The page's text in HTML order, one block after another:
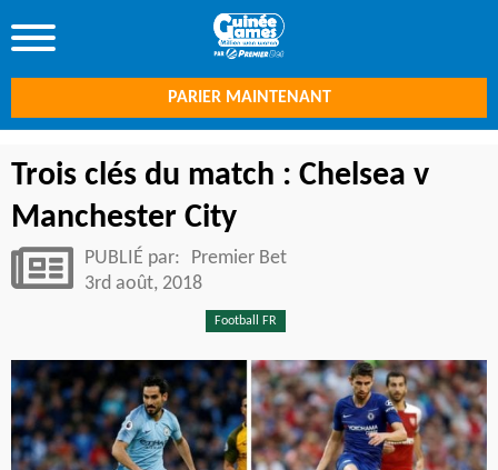
PARIER MAINTENANT
Trois clés du match : Chelsea v
Manchester City
PUBLIÉ par:
Premier Bet
3rd août, 2018
Football FR